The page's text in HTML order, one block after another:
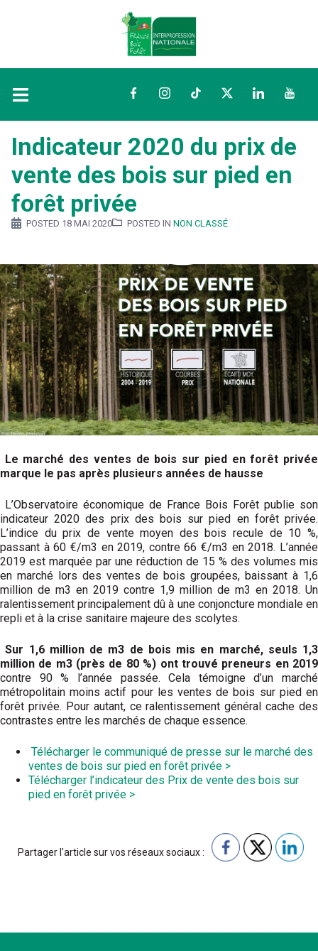
FacebookInstagramTikTokTwitterLinkedIn
Indicateur 2020 du prix de
vente des bois sur pied en
forêt privée
POSTED 18 MAI 2020 POSTED IN NON CLASSÉ
Le marché des ventes de bois sur pied en forêt privée
marque le pas après plusieurs années de hausse
L’Observatoire économique de France Bois Forêt publie son
indicateur 2020 des prix des bois sur pied en forêt privée.
L’indice du prix de vente moyen des bois recule de 10 %,
passant à 60 €/m3 en 2019, contre 66 €/m3 en 2018. L’année
2019 est marquée par une réduction de 15 % des volumes mis
en marché lors des ventes de bois groupées, baissant à 1,6
million de m3 en 2019 contre 1,9 million de m3 en 2018. Un
ralentissement principalement dû à une conjoncture mondiale en
repli et à la crise sanitaire majeure des scolytes.
Sur 1,6 million de m3 de bois mis en marché, seuls 1,3
million de m3 (près de 80 %) ont trouvé preneurs en 2019
contre 90 % l’année passée. Cela témoigne d’un marché
métropolitain moins actif pour les ventes de bois sur pied en
forêt privée. Pour autant, ce ralentissement général cache des
contrastes entre les marchés de chaque essence.
Télécharger le communiqué de presse sur le marché des
ventes de bois sur pied en forêt privée >
Télécharger l’indicateur des Prix de vente des bois sur
pied en forêt privée >
Partager l'article sur vos réseaux sociaux :